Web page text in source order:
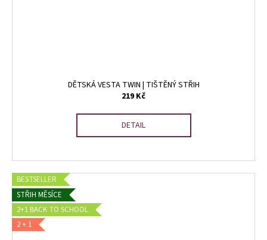
DĚTSKÁ VESTA TWIN | TIŠTĚNÝ STŘIH
219 Kč
DETAIL
BESTSELLER
STŘIH MĚSÍCE
2+1 BACK TO SCHOOL
2 + 1